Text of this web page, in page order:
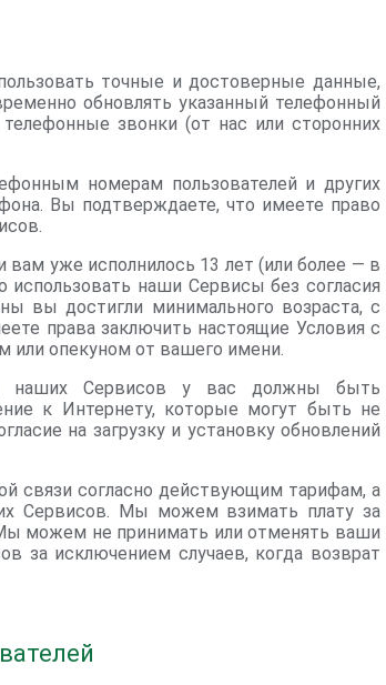
точные и достоверные данные,
обновлять указанный телефонный
звонки (от нас или сторонних
номерам пользователей и других
Вы подтверждаете, что имеете право
уже исполнилось 13 лет (или более — в
наши Сервисы без согласия
вы достигли минимального возраста, с
права заключить настоящие Условия с
опекуном от вашего имени.
наших Сервисов у вас должны быть
к Интернету, которые могут быть не
на загрузку и установку обновлений
связи согласно действующим тарифам, а
Сервисов. Мы можем взимать плату за
можем не принимать или отменять ваши
за исключением случаев, когда возврат